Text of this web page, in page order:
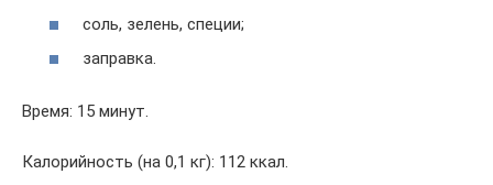
соль, зелень, специи;
заправка.
Время: 15 минут.
Калорийность (на 0,1 кг): 112 ккал.